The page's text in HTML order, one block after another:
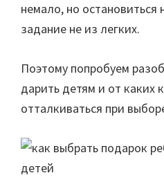
немало, но
задание не из легких.
Поэтому попробуем
дарить детям и от каких
отталкиваться при